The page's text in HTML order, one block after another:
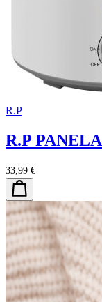
R.P
R.P
33,99 €